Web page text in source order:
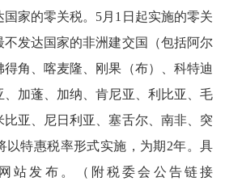
家的零关税。5月1日起实施的零关
不发达国家的非洲建交国（包括阿尔
角、喀麦隆、刚果（布）、科特迪
加蓬、加纳、肯尼亚、利比亚、毛
亚、尼日利亚、塞舌尔、南非、突
以特惠税率形式实施，为期2年。具
站发布。（附税委会公告链接